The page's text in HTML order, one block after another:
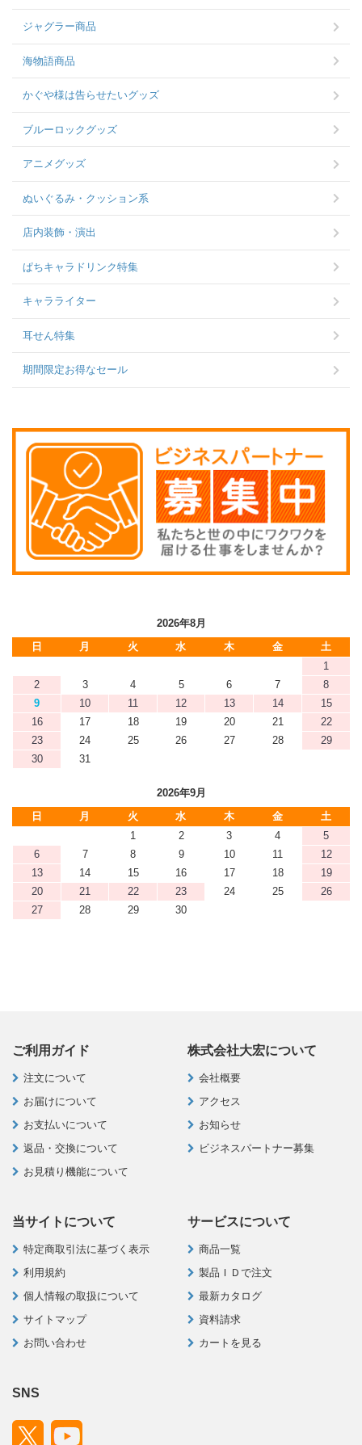
ジャグラー商品
海物語商品
かぐや様は告らせたいグッズ
ブルーロックグッズ
アニメグッズ
ぬいぐるみ・クッション系
店内装飾・演出
ぱちキャラドリンク特集
キャラライター
耳せん特集
期間限定お得なセール
2026年8月
日
月 火 水 木 金
土
1
2
3 4 5 6 7
8
9
10 11 12 13 14
15
16
17 18 19 20 21
22
23
24 25 26 27 28
29
30
31
2026年9月
日
月 火 水 木 金
土
1
2 3 4
5
6
7 8 9 10 11
12
13
14 15 16 17 18
19
20
21 22 23 24 25
26
27
28 29 30
ご利用ガイド
注文について
お届けについて
お支払いについて
返品・交換について
お見積り機能について
株式会社大宏について
会社概要
アクセス
お知らせ
ビジネスパートナー募集
当サイトについて
特定商取引法に基づく表示
利用規約
個人情報の取扱について
サイトマップ
お問い合わせ
サービスについて
商品一覧
製品ＩＤで注文
最新カタログ
資料請求
カートを見る
SNS